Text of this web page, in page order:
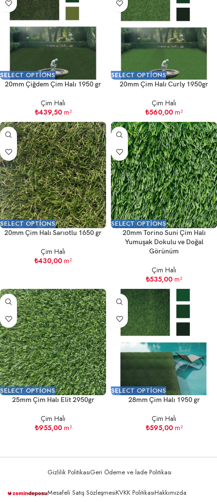
SELECT OPTIONS
20mm Çiğdem Çim Halı 1950 gr
Çim Halı
₺439,50m²
SELECT OPTIONS
20mm Çim Halı Curly 1950gr
Çim Halı
₺560,00 m²
SELECT OPTIONS
20mm Çim Halı Sarıotlu 1650 gr
Çim Halı
₺430,00 m²
SELECT OPTIONS
20mm Torino Suni Çim Halı
Yumuşak Dokulu ve Doğal
Görünüm
Çim Halı
₺535,00 m²
SELECT OPTIONS
25mm Çim Halı Elit 2950gr
Çim Halı
₺955,00m²
SELECT OPTIONS
28mm Çim Halı 1950 gr
Çim Halı
₺595,00m²
Gizlilik PolitikasıGeri Ödeme ve İade Politikası
Mesafeli Satış SözleşmesiKVKK PolitikasıHakkımızda